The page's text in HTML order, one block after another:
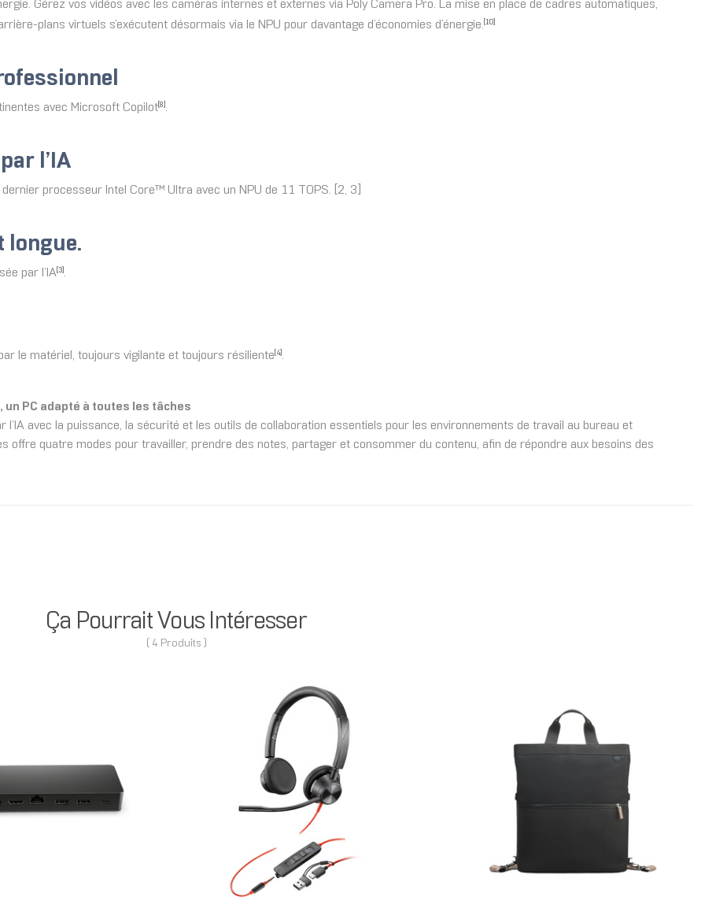
Gérez vos vidéos avec les caméras internes et externes via Poly Camera Pro. La mise en place de cadres automatiques,
plans virtuels s’exécutent désormais via le NPU pour davantage d’économies d’énergie. [10]
avec Microsoft Copilot [8] .
l’IA
processeur Intel Core™ Ultra avec un NPU de 11 TOPS. [2, 3]
longue.
par l’IA [3] .
le matériel, toujours vigilante et toujours résiliente [4] .
PC adapté à toutes les tâches
avec la puissance, la sécurité et les outils de collaboration essentiels pour les environnements de travail au bureau et
offre quatre modes pour travailler, prendre des notes, partager et consommer du contenu, afin de répondre aux besoins des
Ça Pourrait Vous Intéresser
( 4 Produits )